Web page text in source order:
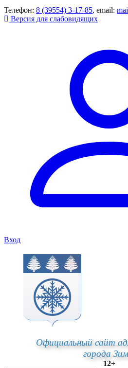
Телефон: 8 (39554) 3-17-85, email:
Версия для слабовидящих
Вход
Официальный сайт
города
12+